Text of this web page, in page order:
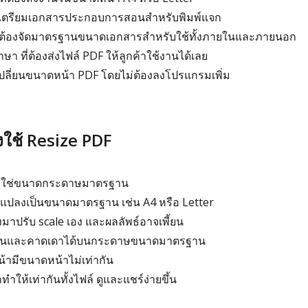
รียมเอกสารประกอบการสอนสำหรับพิมพ์แจก
งจัดมาตรฐานขนาดเอกสารสำหรับใช้ทั้งภายในและภายนอก
ที่ต้องส่งไฟล์ PDF ให้ลูกค้าใช้งานได้เลย
ยนขนาดหน้า PDF โดยไม่ต้องลงโปรแกรมเพิ่ม
ช้ Resize PDF
ช่ขนาดกระดาษมาตรฐาน
ปลงเป็นขนาดมาตรฐาน เช่น A4 หรือ Letter
ปรับ scale เอง และผลลัพธ์อาจเพี้ยน
ละคาดเดาได้บนกระดาษขนาดมาตรฐาน
ามีขนาดหน้าไม่เท่ากัน
ำให้เท่ากันทั้งไฟล์ ดูและแชร์ง่ายขึ้น